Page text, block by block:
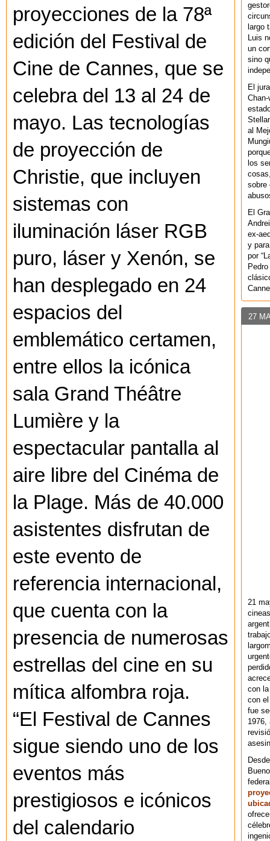
proyecciones de la 78ª
edición del Festival de
Cine de Cannes, que se
celebra del 13 al 24 de
mayo. Las tecnologías
de proyección de
Christie, que incluyen
sistemas con
iluminación láser RGB
puro, láser y Xenón, se
han desplegado en 24
espacios del
emblemático certamen,
entre ellos la icónica
sala Grand Théâtre
Lumière y la
espectacular pantalla al
aire libre del Cinéma de
la Plage. Más de 40.000
asistentes disfrutan de
este evento de
referencia internacional,
que cuenta con la
presencia de numerosas
estrellas del cine en su
mítica alfombra roja.
“El Festival de Cannes
sigue siendo uno de los
eventos más
prestigiosos e icónicos
del calendario
largo
Luis
un
sino
El
al
los
sobre
El
ex-
y
por
27
21
con
con
fue
1976,